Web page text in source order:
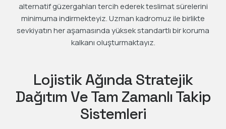
alternatif güzergahları tercih ederek teslimat sürelerini
minimuma indirmekteyiz. Uzman kadromuz ile birlikte
sevkiyatın her aşamasında yüksek standartlı bir koruma
kalkanı oluşturmaktayız.
Lojistik Ağında Stratejik
Dağıtım Ve Tam Zamanlı Takip
Sistemleri